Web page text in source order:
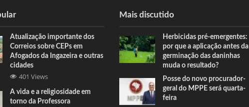
Atualização importante dos
Correios sobre CEPs em
Afogados da Ingazeira e outras
cidades
401 Views
A vida e a religiosidade em
torno da Professora
Mais discutido
Herbicidas pré-emergentes:
por que a aplicação antes da
germinação das daninhas
muda o resultado?
Posse do novo procurador-
geral do MPPE será quarta-
feira